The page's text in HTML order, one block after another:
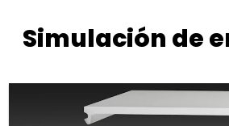
Simulación de